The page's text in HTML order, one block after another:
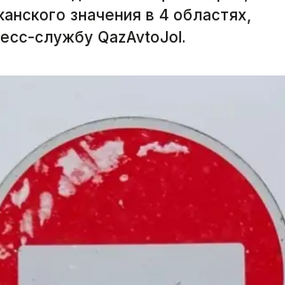
значения в 4 областях,
службу QazAvtoJol.